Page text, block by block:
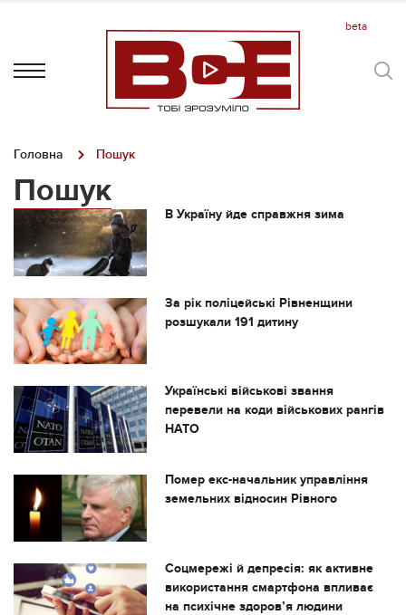
Головна Пошук
Пошук
В Україну йде справжня зима
За рік поліцейські Рівненщини
розшукали 191 дитину
Українські військові звання
перевели на коди військових рангів
НАТО
Помер екс-начальник управління
земельних відносин Рівного
Соцмережі й депресія: як активне
використання смартфона впливає
на психічне здоров’я людини